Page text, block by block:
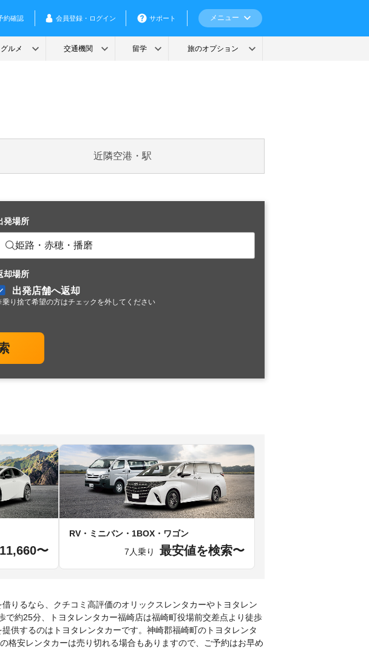
近隣空港・駅
発場所
姫路・赤穂・播磨
却場所
出発店舗へ返却
り捨て希望の方はチェックを外してください
〜
RV・ミニバン・1BOX・ワゴン
7人乗り
最安値を検索〜
りるなら、クチコミ高評価のオリックスレンタカーやトヨタレン
約25分、トヨタレンタカー福崎店は福崎町役場前交差点より徒歩
供するのはトヨタレンタカーです。神崎郡福崎町のトヨタレンタ
格安レンタカーは売り切れる場合もありますので、ご予約はお早め